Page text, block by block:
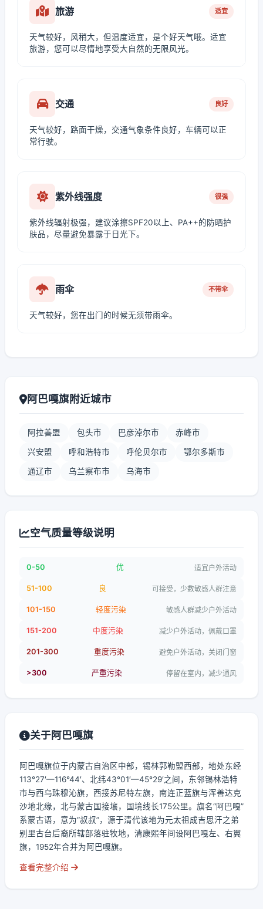
旅游 适宜
天气较好，风稍大，但温度适宜，是个好天气哦。适宜
旅游，您可以尽情地享受大自然的无限风光。
交通 良好
天气较好，路面干燥，交通气象条件良好，车辆可以正
常行驶。
紫外线强度 很强
紫外线辐射极强，建议涂擦SPF20以上、PA++的防晒护
肤品，尽量避免暴露于日光下。
雨伞 不带伞
天气较好，您在出门的时候无须带雨伞。
阿巴嘎旗附近城市
阿拉善盟 包头市 巴彦淖尔市 赤峰市
兴安盟 呼和浩特市 呼伦贝尔市 鄂尔多斯市
通辽市 乌兰察布市 乌海市
空气质量等级说明
0-50 优 适宜户外活动
51-100 良 可接受，少数敏感人群注意
101-150 轻度污染 敏感人群减少户外活动
151-200 中度污染 减少户外活动，佩戴口罩
201-300 重度污染 避免户外活动，关闭门窗
>300 严重污染 停留在室内，减少通风
关于阿巴嘎旗
阿巴嘎旗位于内蒙古自治区中部，锡林郭勒盟西部，地处东经
113°27′—116°44′、北纬43°01′—45°29′之间，东邻锡林浩特
市与西乌珠穆沁旗，西接苏尼特左旗，南连正蓝旗与浑善达克
沙地北缘，北与蒙古国接壤，国境线长175公里。旗名“阿巴嘎”
系蒙古语，意为“叔叔”，源于清代该地为元太祖成吉思汗之弟
别里古台后裔所辖部落驻牧地，清康熙年间设阿巴嘎左、右翼
旗，1952年合并为阿巴嘎旗。
查看完整介绍